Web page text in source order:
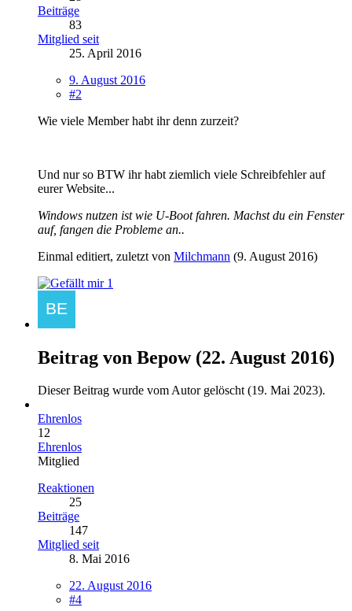
Beiträge
83
Mitglied seit
25. April 2016
9. August 2016
#2
Wie viele Member habt ihr denn zurzeit?
Und nur so BTW ihr habt ziemlich viele Schreibfehler auf
eurer Website...
Windows nutzen ist wie U-Boot fahren. Machst du ein Fenster
auf, fangen die Probleme an..
Einmal editiert, zuletzt von Milchmann (9. August 2016)
1
Beitrag von Bepow(22. August 2016)
Dieser Beitrag wurde vom Autor gelöscht (19. Mai 2023).
Ehrenlos
12
Ehrenlos
Mitglied
Reaktionen
25
Beiträge
147
Mitglied seit
8. Mai 2016
22. August 2016
#4